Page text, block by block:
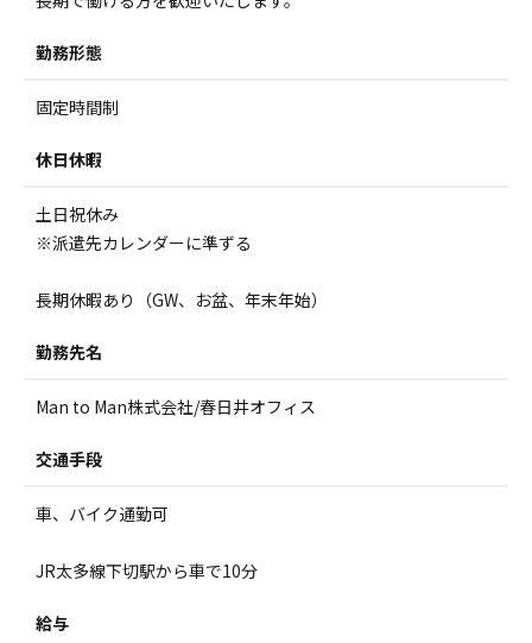
勤務形態
固定時間制
休日休暇
土日祝休み
※派遣先カレンダーに準ずる
長期休暇あり（GW、お盆、年末年始）
勤務先名
Man to Man株式会社/春日井オフィス
交通手段
車、バイク通勤可
JR太多線下切駅から車で10分
給与